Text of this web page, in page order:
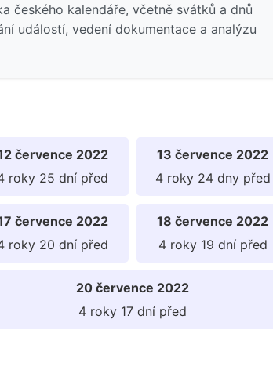
českého kalendáře, včetně svátků a dnů
událostí, vedení dokumentace a analýzu
července 2022
roky 25 dní před
13 července 2022
4 roky 24 dny před
července 2022
roky 20 dní před
18 července 2022
4 roky 19 dní před
20 července 2022
4 roky 17 dní před